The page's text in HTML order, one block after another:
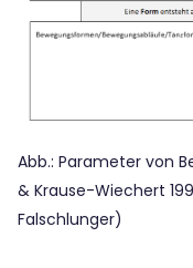
Abb.: Parameter von
& Krause-Wiechert
Falschlunger)